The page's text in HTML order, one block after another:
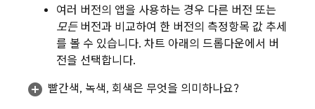
여러 버전의 앱을 사용하는 경우 다른 버전 또는
모든버전과 비교하여 한 버전의 측정항목 값 추세
를 볼 수 있습니다. 차트 아래의 드롭다운에서 버
전을 선택합니다.
빨간색, 녹색, 회색은 무엇을 의미하나요?